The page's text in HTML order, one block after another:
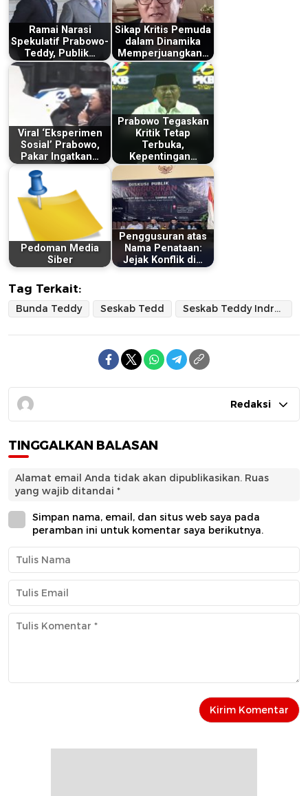
Ramai Narasi
Spekulatif Prabowo-
Teddy, Publik…
Sikap Kritis Pemuda
dalam Dinamika
Memperjuangkan…
Viral ‘Eksperimen
Sosial’ Prabowo,
Pakar Ingatkan…
Prabowo Tegaskan
Kritik Tetap
Terbuka,
Kepentingan…
Pedoman Media
Siber
Penggusuran atas
Nama Penataan:
Jejak Konflik di…
Tag Terkait:
Bunda Teddy Seskab Tedd Seskab Teddy Indra Wijaya
Redaksi
TINGGALKAN BALASAN
Alamat email Anda tidak akan dipublikasikan. Ruas
yang wajib ditandai *
Simpan nama, email, dan situs web saya pada
peramban ini untuk komentar saya berikutnya.